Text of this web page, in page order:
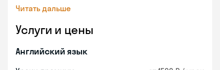
Читать дальше
Услуги и цены
Английский язык